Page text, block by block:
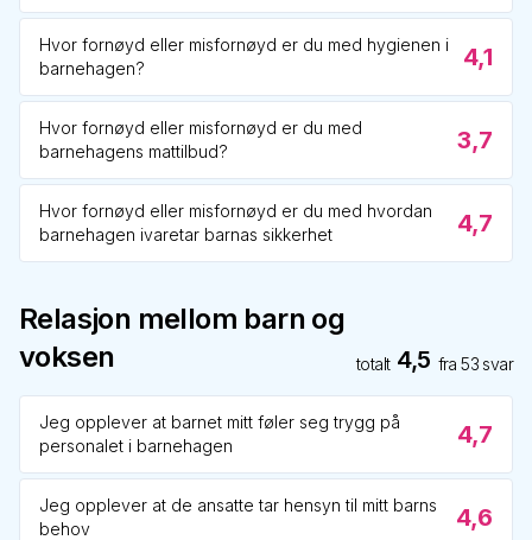
Hvor fornøyd eller misfornøyd er du med hygienen i
barnehagen?
4,1
Hvor fornøyd eller misfornøyd er du med
barnehagens mattilbud?
3,7
Hvor fornøyd eller misfornøyd er du med hvordan
barnehagen ivaretar barnas sikkerhet
4,7
Relasjon mellom barn og
voksen
totalt 4,5 fra53 svar
Jeg opplever at barnet mitt føler seg trygg på
personalet i barnehagen
4,7
Jeg opplever at de ansatte tar hensyn til mitt barns
behov
4,6